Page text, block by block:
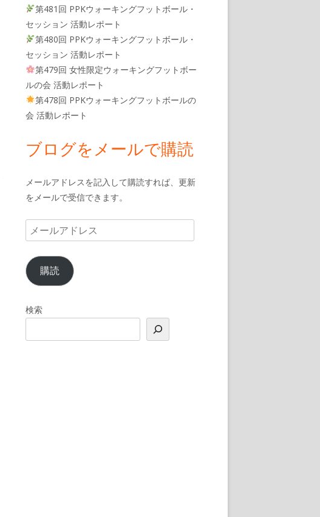
第481回 PPKウォーキングフットボール・
セッション 活動レポート
第480回 PPKウォーキングフットボール・
セッション 活動レポート
第479回 女性限定ウォーキングフットボー
ルの会 活動レポート
第478回 PPKウォーキングフットボールの
会 活動レポート
ブログをメールで購読
メールアドレスを記入して購読すれば、更新
をメールで受信できます。
メ
ー
ル
ア
ド
ス
購読
検索